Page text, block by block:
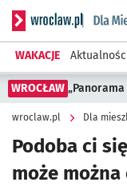
Serwis
WAKACJE
WROCŁAW
wroclaw.pl Dla
Podoba ci
może